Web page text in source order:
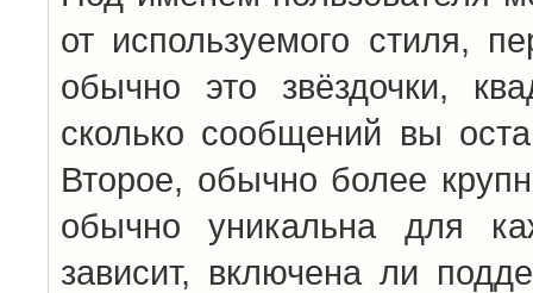
от используемого стиля,
обычно это звёздочки,
сколько сообщений вы
Второе, обычно более
обычно уникальна для
зависит, включена ли